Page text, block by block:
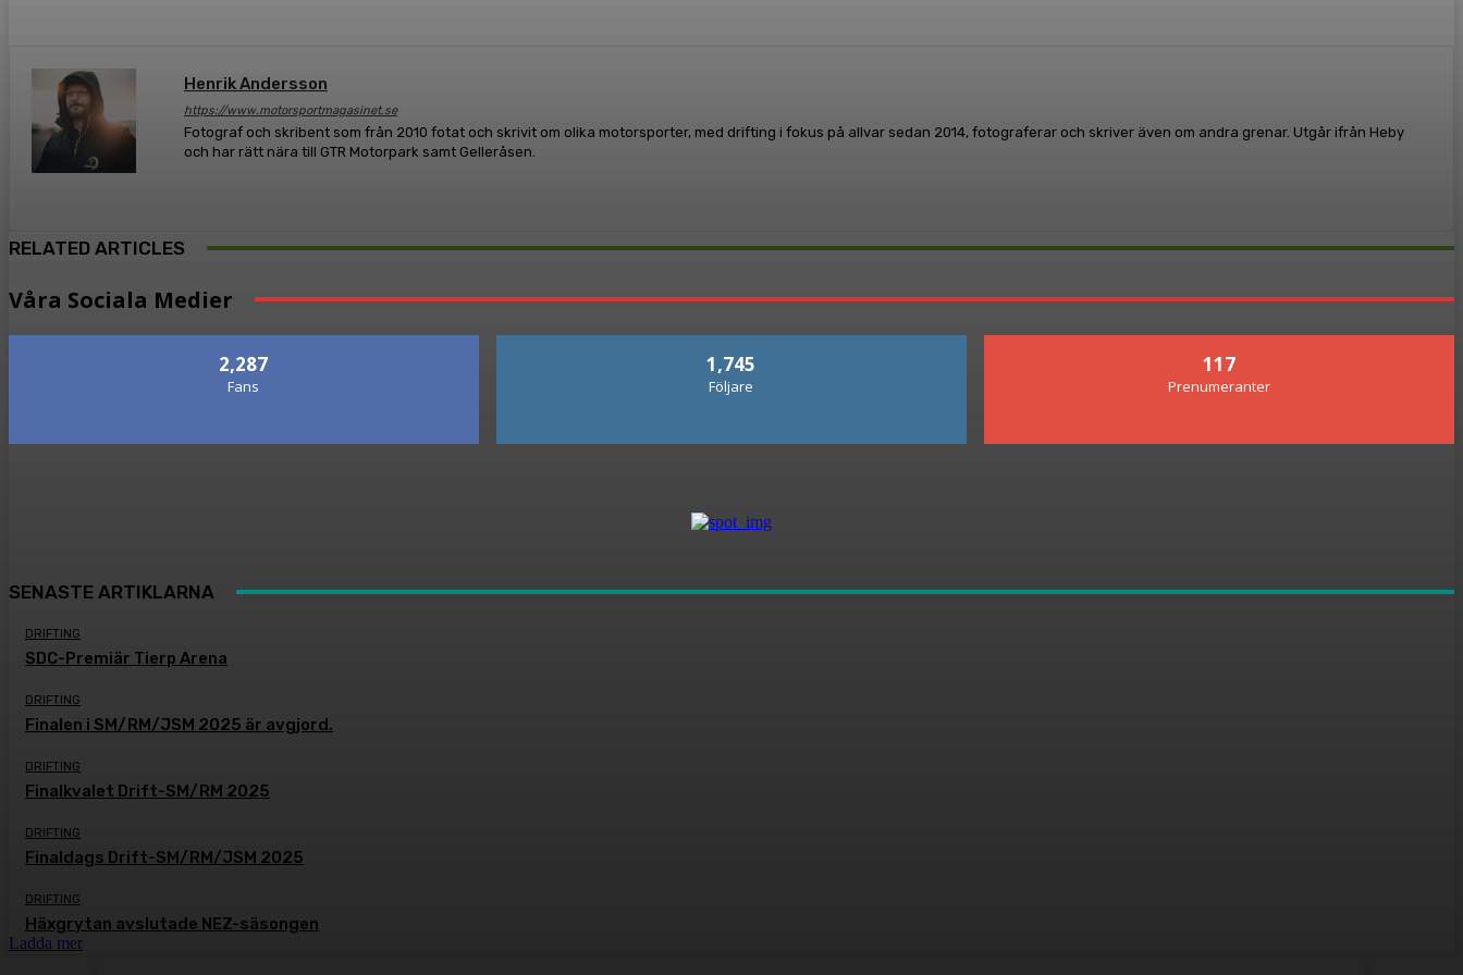
Henrik Andersson
https://www.motorsportmagasinet.se
Fotograf och skribent som från 2010 fotat och skrivit om olika motorsporter, med drifting i fokus på allvar sedan 2014, fotograferar och skriver även om andra grenar. Utgår ifrån Heby
och har rätt nära till GTR Motorpark samt Gelleråsen.
RELATED ARTICLES
Våra Sociala Medier
2,287
Fans
1,745
Följare
117
Prenumeranter
SENASTE ARTIKLARNA
DRIFTING
SDC-Premiär Tierp Arena
DRIFTING
Finalen i SM/RM/JSM 2025 är avgjord.
DRIFTING
Finalkvalet Drift-SM/RM 2025
DRIFTING
Finaldags Drift-SM/RM/JSM 2025
DRIFTING
Häxgrytan avslutade NEZ-säsongen
Ladda mer